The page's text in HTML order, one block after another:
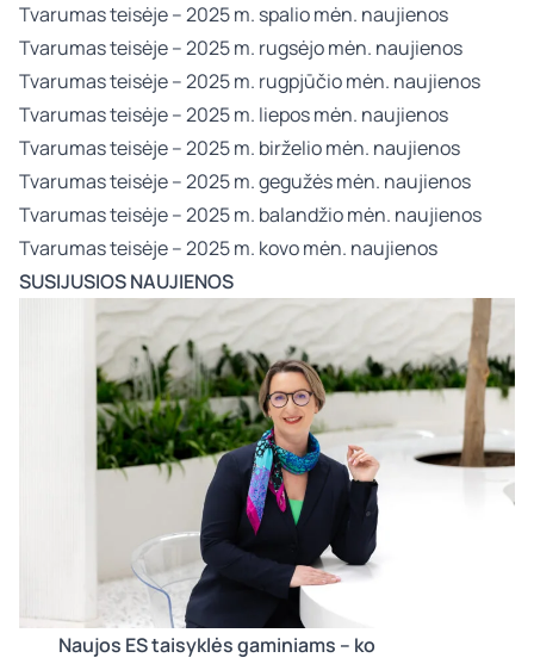
Tvarumas teisėje – 2025 m. spalio mėn. naujienos
Tvarumas teisėje – 2025 m. rugsėjo mėn. naujienos
Tvarumas teisėje – 2025 m. rugpjūčio mėn. naujienos
Tvarumas teisėje – 2025 m. liepos mėn. naujienos
Tvarumas teisėje – 2025 m. birželio mėn. naujienos
Tvarumas teisėje – 2025 m. gegužės mėn. naujienos
Tvarumas teisėje – 2025 m. balandžio mėn. naujienos
Tvarumas teisėje – 2025 m. kovo mėn. naujienos
SUSIJUSIOS NAUJIENOS
Naujos ES taisyklės gaminiams – ko